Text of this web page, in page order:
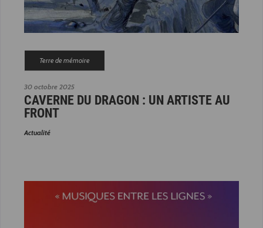
30 octobre 2025
Terre de mémoire
CAVERNE DU DRAGON : UN ARTISTE AU
FRONT
Actualité